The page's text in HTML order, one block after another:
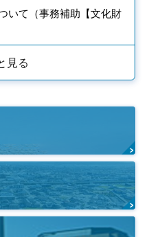
いて（事務補助【文化財
見る